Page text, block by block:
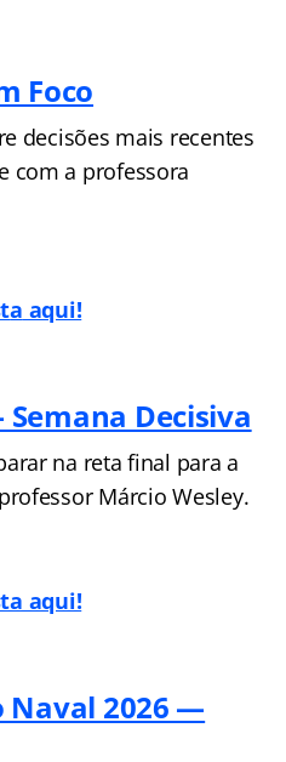
Foco
decisões mais recentes
com a professora
a aqui!
Decisiva
na reta final para a
Márcio Wesley.
aqui!
Naval 2026 —